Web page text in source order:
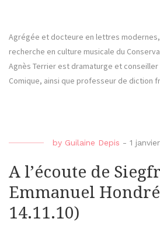
Agrégée et docteure en lettres
recherche en culture musicale du
Agnès Terrier est dramaturge et
Comique, ainsi que professeur de diction
by Guilaine Depis - 1
A l’écoute de
Emmanuel
14.11.10)